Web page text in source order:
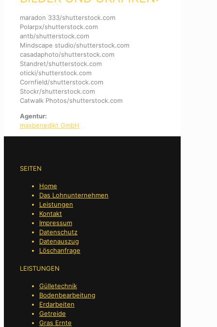
maradon 333/shutterstock.com
Polarpx/shutterstock.com
antb/shutterstock.com
Mindscape studio/shutterstock.com
casadaphoto/shutterstock.com
Standret/shutterstock.com
oticki/shutterstock.com
Cornfield/shutterstock.com
Stockr/shutterstock.com
Catwalk Photos/shutterstock.com
Agentur:
maxbenedikt GmbH
SEITEN
Home
Das Lohnunternehmen
Leistungen
Kontakt
Impressum
Datenschutz
Datenauszug
Löschanfrage
LEISTUNGEN
Gülletechnik
Bodenbearbeitung
Erdarbeiten
Getreide
Gras Ernte